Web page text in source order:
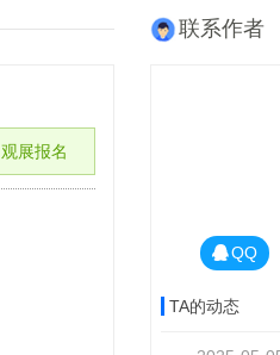
观展报名
联系作者
QQ
TA的动态